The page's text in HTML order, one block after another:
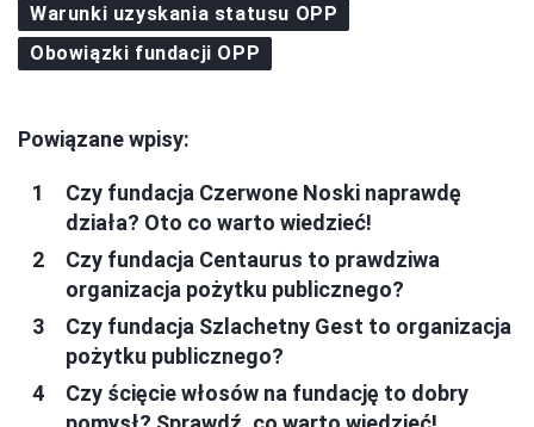
Warunki uzyskania statusu OPP
Obowiązki fundacji OPP
Powiązane wpisy:
Czy fundacja Czerwone Noski naprawdę
działa? Oto co warto wiedzieć!
Czy fundacja Centaurus to prawdziwa
organizacja pożytku publicznego?
Czy fundacja Szlachetny Gest to organizacja
pożytku publicznego?
Czy ścięcie włosów na fundację to dobry